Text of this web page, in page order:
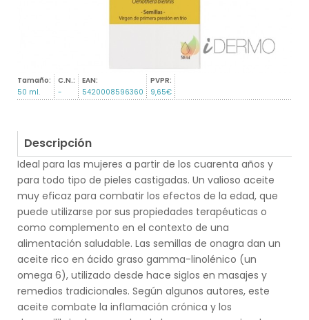
Tamaño:
50 ml.
C.N.:
-
EAN:
5420008596360
PVPR:
9,65€
Descripción
Ideal para las mujeres a partir de los cuarenta años y
para todo tipo de pieles castigadas. Un valioso aceite
muy eficaz para combatir los efectos de la edad, que
puede utilizarse por sus propiedades terapéuticas o
como complemento en el contexto de una
alimentación saludable. Las semillas de onagra dan un
aceite rico en ácido graso gamma-linolénico (un
omega 6), utilizado desde hace siglos en masajes y
remedios tradicionales. Según algunos autores, este
aceite combate la inflamación crónica y los